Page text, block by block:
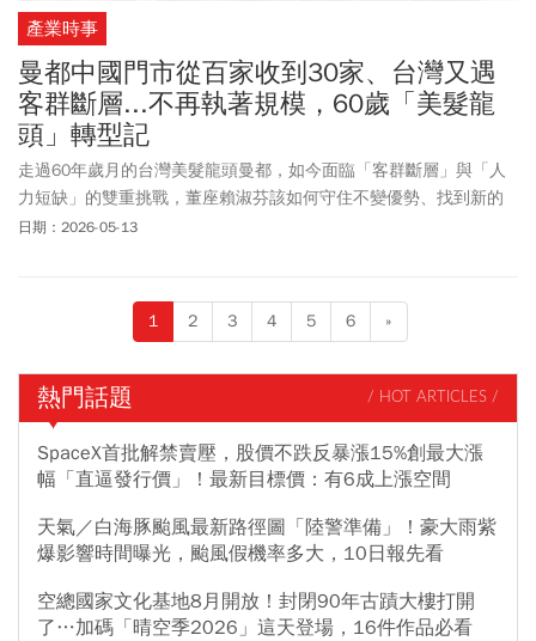
產業時事
曼都中國門市從百家收到30家、台灣又遇
客群斷層...不再執著規模，60歲「美髮龍
頭」轉型記
走過60年歲月的台灣美髮龍頭曼都，如今面臨「客群斷層」與「人
力短缺」的雙重挑戰，董座賴淑芬該如何守住不變優勢、找到新的
利基？
日期：2026-05-13
1 2 3 4 5 6 »
熱門話題 / HOT ARTICLES /
SpaceX首批解禁賣壓，股價不跌反暴漲15%創最大漲
幅「直逼發行價」！最新目標價：有6成上漲空間
天氣／白海豚颱風最新路徑圖「陸警準備」！豪大雨紫
爆影響時間曝光，颱風假機率多大，10日報先看
空總國家文化基地8月開放！封閉90年古蹟大樓打開
了…加碼「晴空季2026」這天登場，16件作品必看